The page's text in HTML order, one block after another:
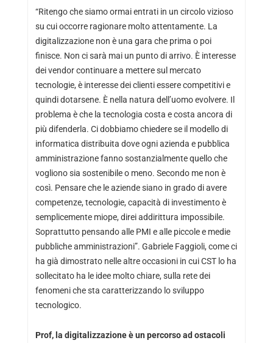
“Ritengo che siamo ormai entrati in un circolo vizioso
su cui occorre ragionare molto attentamente. La
digitalizzazione non è una gara che prima o poi
finisce. Non ci sarà mai un punto di arrivo. È interesse
dei vendor continuare a mettere sul mercato
tecnologie, è interesse dei clienti essere competitivi e
quindi dotarsene. È nella natura dell’uomo evolvere. Il
problema è che la tecnologia costa e costa ancora di
più difenderla. Ci dobbiamo chiedere se il modello di
informatica distribuita dove ogni azienda e pubblica
amministrazione fanno sostanzialmente quello che
vogliono sia sostenibile o meno. Secondo me non è
così. Pensare che le aziende siano in grado di avere
competenze, tecnologie, capacità di investimento è
semplicemente miope, direi addirittura impossibile.
Soprattutto pensando alle PMI e alle piccole e medie
pubbliche amministrazioni”. Gabriele Faggioli, come ci
ha già dimostrato nelle altre occasioni in cui CST lo ha
sollecitato ha le idee molto chiare, sulla rete dei
fenomeni che sta caratterizzando lo sviluppo
tecnologico.
Prof, la digitalizzazione è un percorso ad ostacoli